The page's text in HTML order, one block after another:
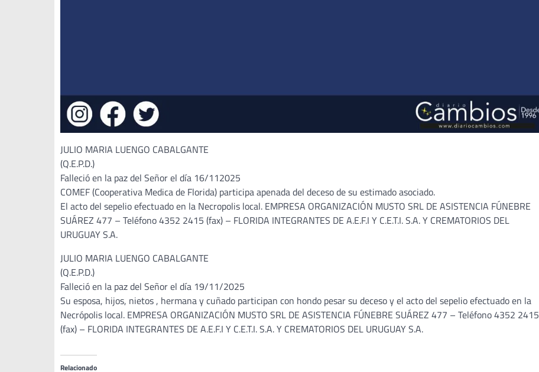
JULIO MARIA LUENGO CABALGANTE
(Q.E.P.D.)
Falleció en la paz del Señor el día 16/112025
COMEF (Cooperativa Medica de Florida) participa apenada del deceso de su estimado asociado.
El acto del sepelio efectuado en la Necropolis local. EMPRESA ORGANIZACIÓN MUSTO SRL DE ASISTENCIA FÚNEBRE
SUÁREZ 477 – Teléfono 4352 2415 (fax) – FLORIDA INTEGRANTES DE A.E.F.I Y C.E.T.I. S.A. Y CREMATORIOS DEL
URUGUAY S.A.
JULIO MARIA LUENGO CABALGANTE
(Q.E.P.D.)
Falleció en la paz del Señor el día 19/11/2025
Su esposa, hijos, nietos , hermana y cuñado participan con hondo pesar su deceso y el acto del sepelio efectuado en la
Necrópolis local. EMPRESA ORGANIZACIÓN MUSTO SRL DE ASISTENCIA FÚNEBRE SUÁREZ 477 – Teléfono 4352 2415
(fax) – FLORIDA INTEGRANTES DE A.E.F.I Y C.E.T.I. S.A. Y CREMATORIOS DEL URUGUAY S.A.
Relacionado